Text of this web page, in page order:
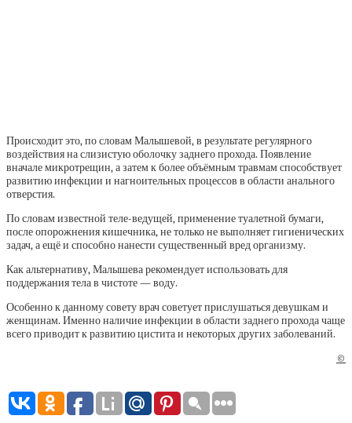
Происходит это, по словам Малышевой, в результате регулярного
воздействия на слизистую оболочку заднего прохода. Появление
вначале микротрещин, а затем к более объёмным травмам способствует
развитию инфекции и нагноительных процессов в области анального
отверстия.
По словам известной теле-ведущей, применение туалетной бумаги,
после опорожнения кишечника, не только не выполняет гигиенических
задач, а ещё и способно нанести существенный вред организму.
Как альтернативу, Малышева рекомендует использовать для
поддержания тела в чистоте — воду.
Особенно к данному совету врач советует прислушаться девушкам и
женщинам. Именно наличие инфекции в области заднего прохода чаще
всего приводит к развитию цистита и некоторых других заболеваний.
©